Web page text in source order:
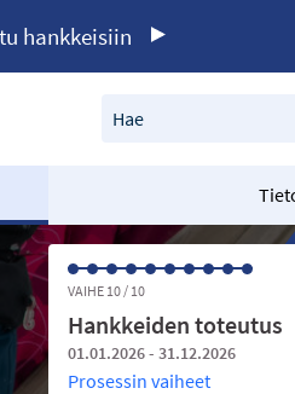
hankkeisiin
Hae
VAIHE 10 / 10
Hankkeiden toteutus
01.01.2026 - 31.12.2026
Prosessin vaiheet